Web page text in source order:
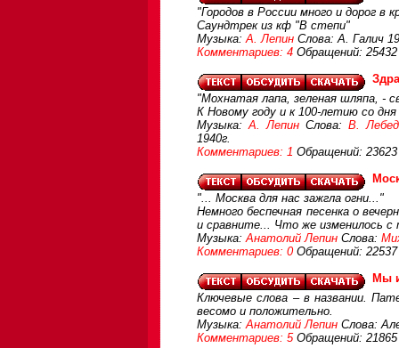
"Городов в России много и дорог в
Саундтрек из кф "В степи"
Музыка:А. Лепин Слова: А. Галич
Комментариев: 4 Обращений: 25432
"Мохнатая лапа, зеленая шляпа, -
К Новому году и к 100-летию со
Музыка:А. Лепин Слова:В.
1940г.
Комментариев: 1 Обращений: 23623
"... Москва для нас зажгла огни..."
Немного беспечная песенка о
и сравните... Что же изменилось с
Музыка:Анатолий Лепин Слова:
Комментариев: 0 Обращений: 22537
Мы
Ключевые слова – в названии.
весомо и положительно.
Музыка:Анатолий Лепин Слова:
Комментариев: 5 Обращений: 21865